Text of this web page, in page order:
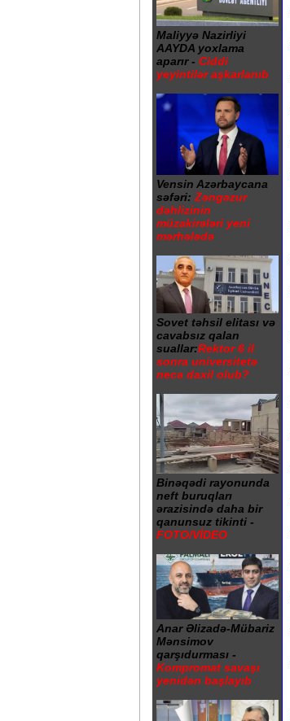
Maliyyə Nazirliyi
AAYDA yoxlama
aparır - Ciddi
yeyintilər aşkarlanıb
Vensin Azərbaycana
səfəri: Zəngəzur
dəhlizinin
müzakirələri yeni
mərhələdə
Sovet təhsil elitası və
cavabsız qalan
suallar:Rektor 6 il
sonra universitetə
necə daxil olub?
Binəqədi rayonunda
neft buruqları
ərazisində daha bir
qanunsuz tikinti -
FOTO/VİDEO
Anar Əlizadə-Mübariz
Mənsimov
qarşıdurması -
Kompromat savaşı
yenidən başlayıb